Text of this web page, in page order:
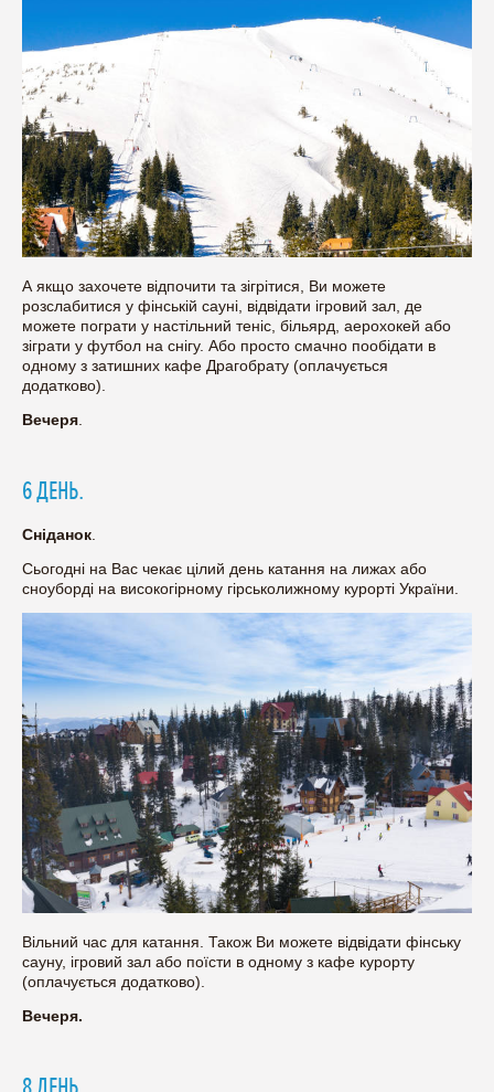
А якщо захочете відпочити та зігрітися, Ви можете
розслабитися у фінській сауні, відвідати ігровий зал, де
можете пограти у настільний теніс, більярд, аерохокей або
зіграти у футбол на снігу. Або просто смачно пообідати в
одному з затишних кафе Драгобрату (оплачується
додатково).
Вечеря
6 ДЕНЬ.
Сніданок
Сьогодні на Вас чекає цілий день катання на лижах або
сноуборді на високогірному гірськолижному курорті України.
Вільний час для катання. Також Ви можете відвідати фінську
сауну, ігровий зал або поїсти в одному з кафе курорту
(оплачується додатково).
Вечеря.